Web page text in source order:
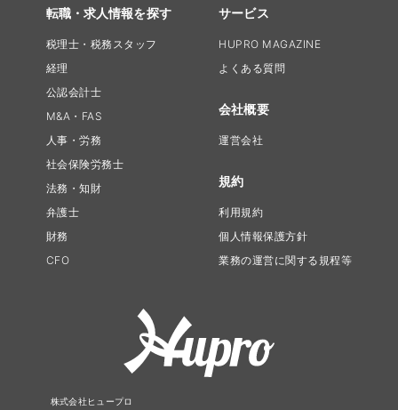
転職・求人情報を探す
税理士・税務スタッフ
経理
公認会計士
M&A・FAS
人事・労務
社会保険労務士
法務・知財
弁護士
財務
CFO
サービス
HUPRO MAGAZINE
よくある質問
会社概要
運営会社
規約
利用規約
個人情報保護方針
業務の運営に関する規程等
株式会社ヒュープロ